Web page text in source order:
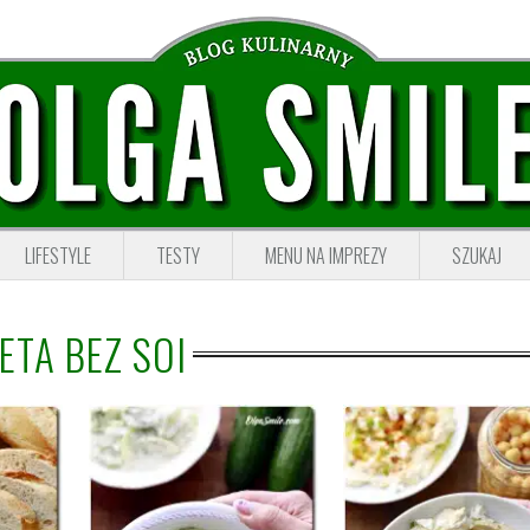
LIFESTYLE TESTY MENU NA IMPREZY SZUKAJ
BEZ SOI